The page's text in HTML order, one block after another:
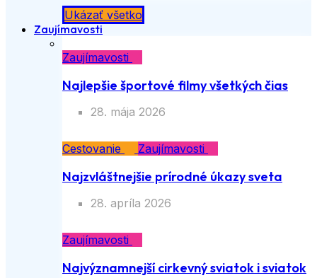
Ukázať všetko
Zaujímavosti
Zaujímavosti
Najlepšie športové filmy všetkých čias
28. mája 2026
Cestovanie Zaujímavosti
Najzvláštnejšie prírodné úkazy sveta
28. apríla 2026
Zaujímavosti
Najvýznamnejší cirkevný sviatok i sviatok